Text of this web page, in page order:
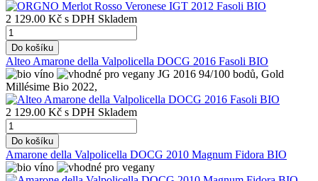
2 129.00 Kč s DPH Skladem
Do košíku
Alteo Amarone della Valpolicella DOCG 2016 Fasoli BIO
JG 2016 94/100 bodů, Gold
Millésime Bio 2022,
2 129.00 Kč s DPH Skladem
Do košíku
Amarone della Valpolicella DOCG 2010 Magnum Fidora BIO